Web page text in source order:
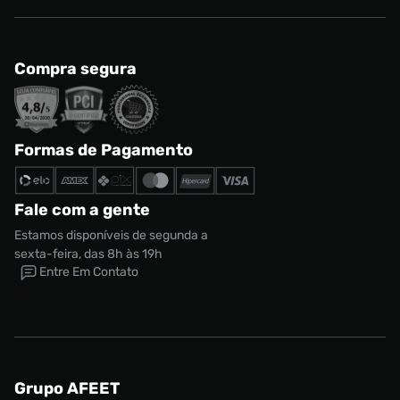
Compra segura
Formas de Pagamento
Fale com a gente
Estamos disponíveis de segunda a
sexta-feira, das 8h às 19h
Entre Em Contato
Grupo AFEET